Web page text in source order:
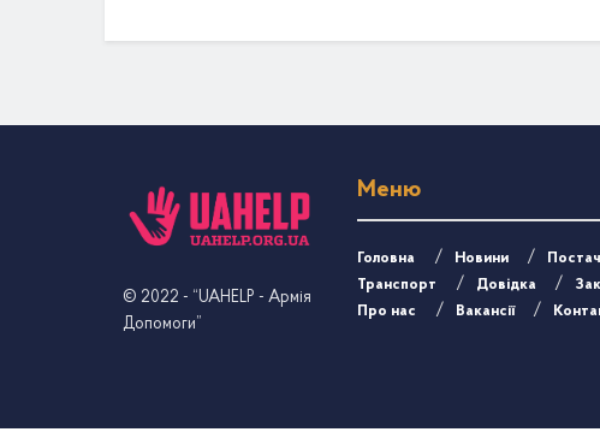
© 2022 - “UAHELP - Армія
Допомоги”
Меню
Головна Новини
Транспорт
Довідка
Про нас
Вакансії